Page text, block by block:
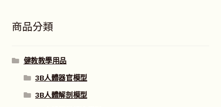
商品分類
健教教學用品
3B人體器官模型
3B人體解剖模型